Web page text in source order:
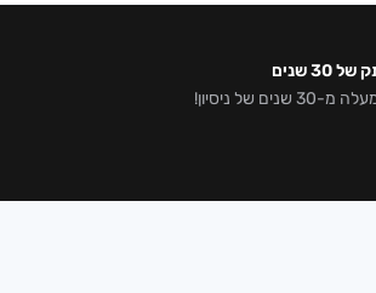
של 30 שנים
מ-30 שנים של ניסיון!